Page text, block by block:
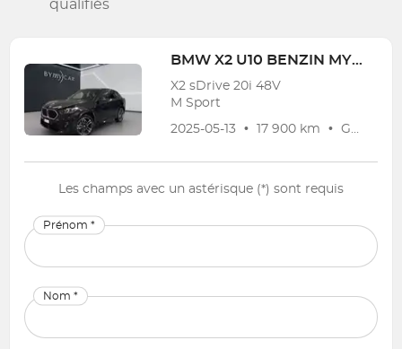
qualifiés
BMW X2 U10 BENZIN MY 2023-
X2 sDrive 20i 48V
M Sport
2025-05-13 • 17 900 km • Garantie
Les champs avec un astérisque (*) sont requis
Prénom *
Nom *